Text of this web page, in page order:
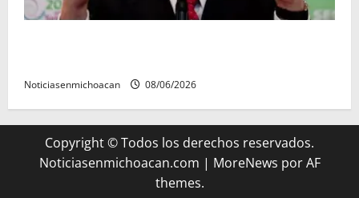
Noticiasenmichoacan 08/06/2026
Copyright © Todos los derechos reservados.
Noticiasenmichoacan.com | MoreNews por AF
themes.